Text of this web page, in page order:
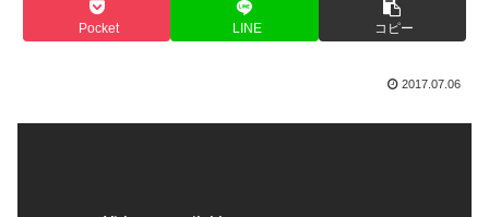
Pocket LINE コピー
2017.07.06